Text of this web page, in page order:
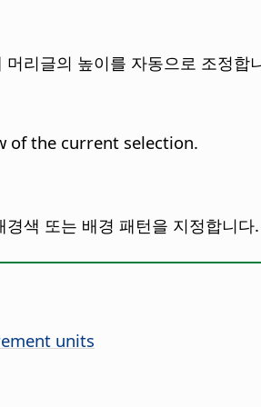
머리글의 높이를 자동으로 조정합
of the current selection.
경색 또는 배경 패턴을 지정합니다.
units